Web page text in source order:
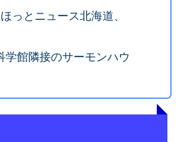
っとニュース北海道、
学館隣接のサーモンハウ